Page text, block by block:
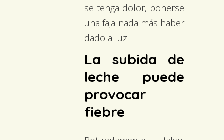
se tenga dolor, ponerse
una faja nada más haber
dado a luz.
La subida de
leche puede
provocar
fiebre